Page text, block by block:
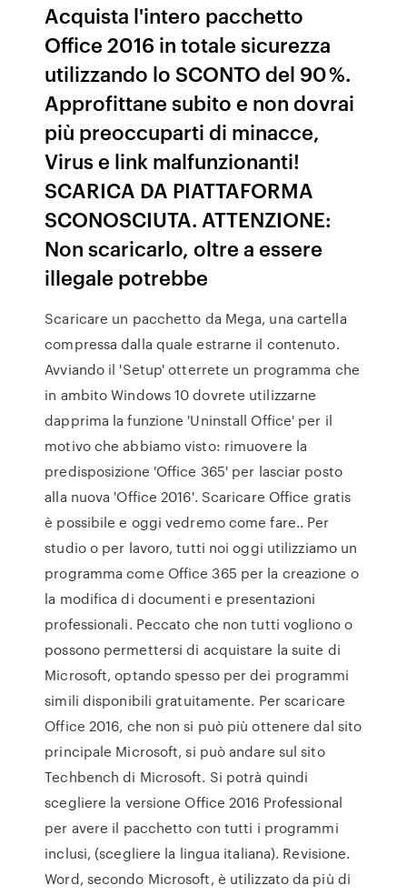
Acquista l'intero pacchetto
Office 2016 in totale sicurezza
utilizzando lo SCONTO del 90 %.
Approfittane subito e non dovrai
più preoccuparti di minacce,
Virus e link malfunzionanti!
SCARICA DA PIATTAFORMA
SCONOSCIUTA. ATTENZIONE:
Non scaricarlo, oltre a essere
illegale potrebbe
Scaricare un pacchetto da Mega, una cartella
compressa dalla quale estrarne il contenuto.
Avviando il 'Setup' otterrete un programma che
in ambito Windows 10 dovrete utilizzarne
dapprima la funzione 'Uninstall Office' per il
motivo che abbiamo visto: rimuovere la
predisposizione 'Office 365' per lasciar posto
alla nuova 'Office 2016'. Scaricare Office gratis
è possibile e oggi vedremo come fare.. Per
studio o per lavoro, tutti noi oggi utilizziamo un
programma come Office 365 per la creazione o
la modifica di documenti e presentazioni
professionali. Peccato che non tutti vogliono o
possono permettersi di acquistare la suite di
Microsoft, optando spesso per dei programmi
simili disponibili gratuitamente. Per scaricare
Office 2016, che non si può più ottenere dal sito
principale Microsoft, si può andare sul sito
Techbench di Microsoft. Si potrà quindi
scegliere la versione Office 2016 Professional
per avere il pacchetto con tutti i programmi
inclusi, (scegliere la lingua italiana). Revisione.
Word, secondo Microsoft, è utilizzato da più di